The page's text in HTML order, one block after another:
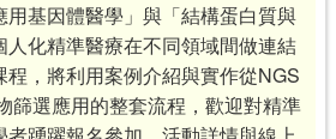
基因體醫學」與「結構蛋白質與
化精準醫療在不同領域間做連結
程，將利用案例介紹與實作從NGS
篩選應用的整套流程，歡迎對精準